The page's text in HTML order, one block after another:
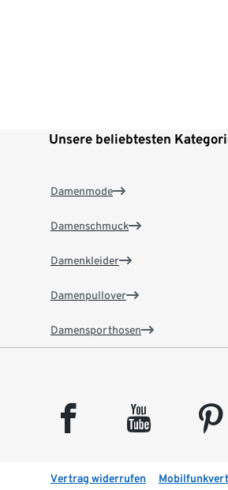
Unsere beliebtesten
Damenmode
Damenschmuck
Damenkleider
Damenpullover
Damensporthosen
facebook youtube pinterest
Vertrag widerrufen